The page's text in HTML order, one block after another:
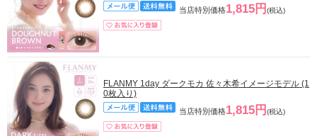
当店特別価格1,815円 (税込)
FLANMY 1day ダークモカ 佐々木希イメージモデル (1
0枚入り)
当店特別価格1,815円 (税込)